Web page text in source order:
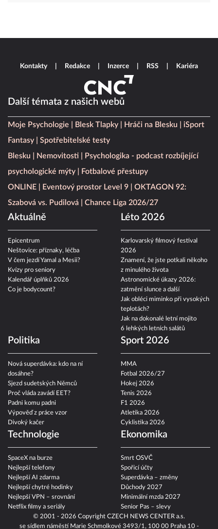
Další témata z našich webů
Moje Psychologie Blesk Tlapky Hráči na Blesku
iSport
Fantasy
Spotřebitelské testy
Blesku
Nemovitosti
Psychologika - podcast rozbíjející
psychologické mýty
Fotbalové přestupy
ONLINE
Eventový prostor Level 9
OKTAGON 92:
Szabová vs. Pudilová
Chance Liga 2026/27
Aktuálně
Epicentrum
Neštovice: příznaky, léčba
V čem jezdí Yamal a Mesii?
Kvízy pro seniory
Kalendář úplňků 2026
Co je bodycount?
Léto 2026
Karlovarský filmový festival
2026
Znamení, že jste potkali někoho
z minulého života
Astronomické úkazy 2026:
zatmění slunce a další
Jak obléci miminko při vysokých
teplotách?
Jak na dokonalé letní mojito
6 lehkých letních salátů
Politika
Nová superdávka: kdo na ní
dosáhne?
Sjezd sudetských Němců
Proč vláda zavádí EET?
Padni komu padni
Výpověď z práce vzor
Divoký kačer
Sport 2026
MMA
Fotbal 2026/27
Hokej 2026
Tenis 2026
F1 2026
Atletika 2026
Cyklistika 2026
Technologie
SpaceX na burze
Nejlepší telefony
Nejlepší AI zdarma
Nejlepší chytré hodinky
Nejlepší VPN – srovnání
Netflix filmy a seriály
Ekonomika
Smrt OSVČ
Spořicí účty
Superdávka – změny
Důchody 2027
Minimální mzda 2027
Senior Pas – slevy
Kontakty Redakce Inzerce RSS Kariéra
© 2001 - 2026 Copyright CZECH NEWS CENTER a.s.
se sídlem náměstí Marie Schmolkové 3493/1, 100 00 Praha 10 -